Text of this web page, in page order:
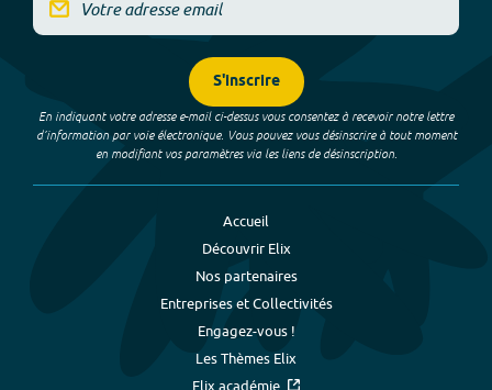
S'inscrire
En indiquant votre adresse e-mail ci-dessus vous consentez à recevoir notre lettre
d’information par voie électronique. Vous pouvez vous désinscrire à tout moment
en modifiant vos paramètres via les liens de désinscription.
Accueil
Découvrir Elix
Nos partenaires
Entreprises et Collectivités
Engagez-vous !
Les Thèmes Elix
Elix académie